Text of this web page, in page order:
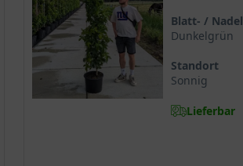
Raum einer großen Beliebtheit.
Amberbaums stellt der Südosten und
der kleinen Familie der Altingiaceae
Blatt- /
Dunkelgrün
Standort
Sonnig
Lieferbar